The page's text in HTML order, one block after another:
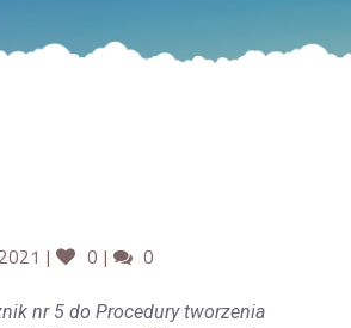
0 0
nr 5 do Procedury tworzenia